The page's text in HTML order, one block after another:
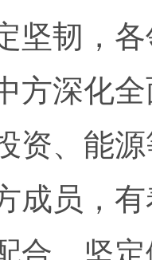
坚韧，
方深化
资、能
成员，